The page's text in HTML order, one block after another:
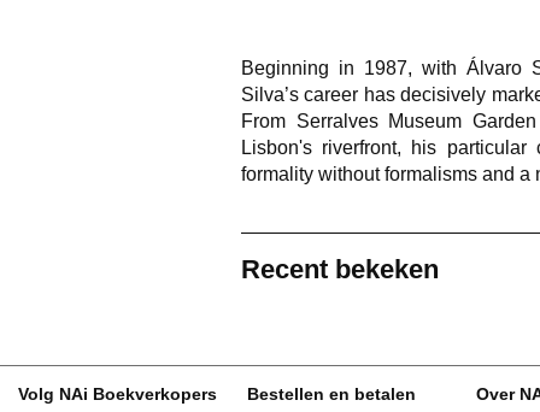
Beginning in 1987, with Álvaro
Silva’s career has decisively
From Serralves Museum
Lisbon's riverfront, his
formality without formalisms and
Recent bekeken
Volg NAi Boekverkopers Bestellen en betalen Over